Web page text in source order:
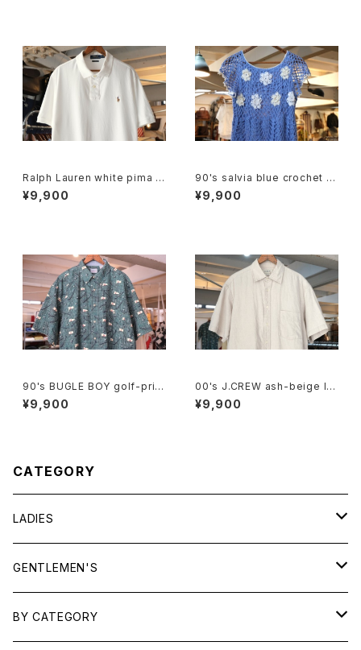
Ralph Lauren white pima c
otton polo Shirt
¥9,900
90's salvia blue crochet b
abydoll Top
¥9,900
90's BUGLE BOY golf-print
cotton Shirt
¥9,900
00's J.CREW ash-beige lin
en Shirt
¥9,900
CATEGORY
LADIES
TOPS
SHIRTS
OUTERWEAR
GENTLEMEN'S
TOPS
BY CATEGORY